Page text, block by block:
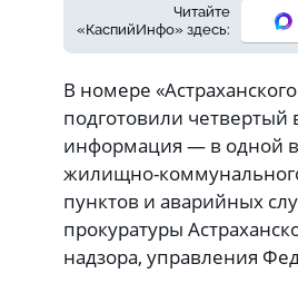
Читайте
«КаспийИнфо» здесь:
В номере
подготовили четвертый
информация — в одной
жилищно-коммунального
пунктов и аварийных
прокуратуры
надзора, управления